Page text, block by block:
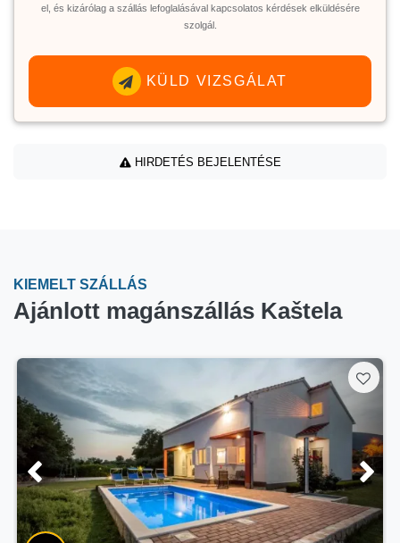
el, és kizárólag a szállás lefoglalásával kapcsolatos kérdések elküldésére
szolgál.
KÜLD VIZSGÁLAT
HIRDETÉS BEJELENTÉSE
KIEMELT SZÁLLÁS
Ajánlott magánszállás Kaštela